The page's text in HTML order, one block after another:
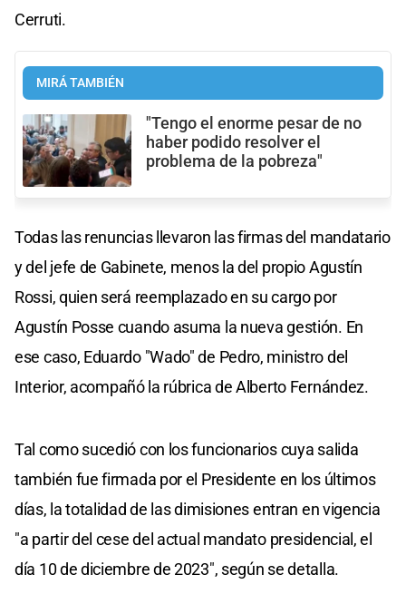
Cerruti.
MIRÁ TAMBIÉN
"Tengo el enorme pesar de no
haber podido resolver el
problema de la pobreza"
Todas las renuncias llevaron las firmas del mandatario
y del jefe de Gabinete, menos la del propio Agustín
Rossi, quien será reemplazado en su cargo por
Agustín Posse cuando asuma la nueva gestión. En
ese caso, Eduardo "Wado" de Pedro, ministro del
Interior, acompañó la rúbrica de Alberto Fernández.
Tal como sucedió con los funcionarios cuya salida
también fue firmada por el Presidente en los últimos
días, la totalidad de las dimisiones entran en vigencia
"a partir del cese del actual mandato presidencial, el
día 10 de diciembre de 2023", según se detalla.